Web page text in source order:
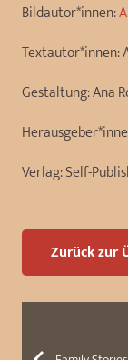
Bildautor*innen:
Textautor*innen:
Gestaltung:Ana
Verlag:Self-
Zurück zur